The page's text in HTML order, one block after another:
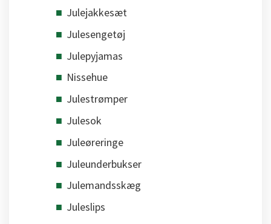
Julejakkesæt
Julesengetøj
Julepyjamas
Nissehue
Julestrømper
Julesok
Juleøreringe
Juleunderbukser
Julemandsskæg
Juleslips